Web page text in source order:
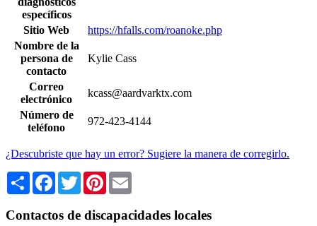
específicos
Sitio Web
https://hfalls.com/roanoke.php
Nombre de la
persona de
contacto
Kylie Cass
Correo
electrónico
kcass@aardvarktx.com
Número de
teléfono
972-423-4144
¿Descubriste que hay un error? Sugiere la manera de corregirlo.
Share Facebook
TwitterPinterest
Contactos de discapacidades locales